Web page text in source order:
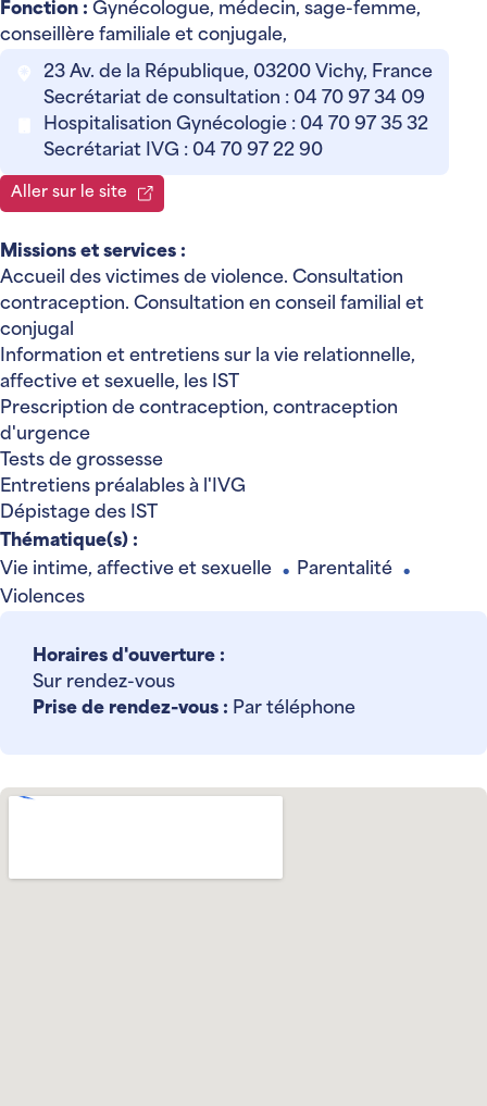
Fonction : Gynécologue, médecin, sage-femme,
conseillère familiale et conjugale,
23 Av. de la République, 03200 Vichy, France
Secrétariat de consultation : 04 70 97 34 09
Hospitalisation Gynécologie : 04 70 97 35 32
Secrétariat IVG : 04 70 97 22 90
Aller sur le site
Missions et services :
Accueil des victimes de violence. Consultation
contraception. Consultation en conseil familial et
conjugal
Information et entretiens sur la vie relationnelle,
affective et sexuelle, les IST
Prescription de contraception, contraception
d'urgence
Tests de grossesse
Entretiens préalables à l'IVG
Dépistage des IST
Thématique(s) :
Vie intime, affective et sexuelle
● Parentalité ●
Violences
Horaires d'ouverture :
Sur rendez-vous
Prise de rendez-vous : Par téléphone